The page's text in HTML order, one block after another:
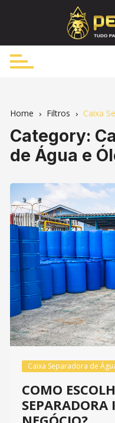
Home Filtros Caixa
Category:
de Água e
Caixa Separadora de
COMO
SEPARADORA